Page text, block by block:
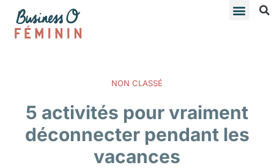
NON CLASSÉ
5 activités pour vraiment
déconnecter pendant les
vacances